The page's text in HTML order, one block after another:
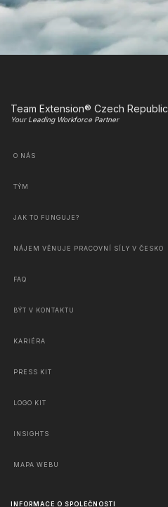
Team Extension® Czech Republic
Your Leading Workforce Partner
O NÁS
TÝM
JAK TO FUNGUJE?
NÁJEM VĚNUJE PRACOVNÍ SÍLY V ČESKO
FAQ
BÝT V KONTAKTU
KARIÉRA
PRESS KIT
LOGO KIT
INSIGHTS
MAPA WEBU
INFORMACE O SPOLEČNOSTI